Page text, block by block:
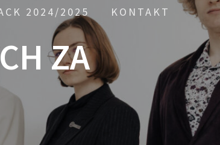
2024/2025 KONTAKT
ZA